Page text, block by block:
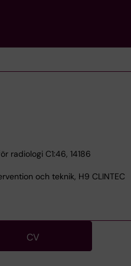
radiologi C1:46, 14186
och teknik, H9 CLINTEC
CV